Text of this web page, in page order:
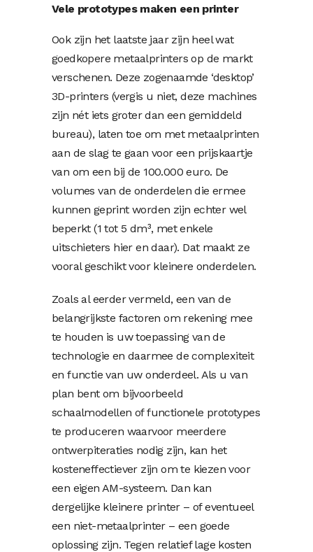
Vele prototypes maken een printer
Ook zijn het laatste jaar zijn heel wat
goedkopere metaalprinters op de markt
verschenen. Deze zogenaamde ‘desktop’
3D-printers (vergis u niet, deze machines
zijn nét iets groter dan een gemiddeld
bureau), laten toe om met metaalprinten
aan de slag te gaan voor een prijskaartje
van om een bij de 100.000 euro. De
volumes van de onderdelen die ermee
kunnen geprint worden zijn echter wel
beperkt (1 tot 5 dm³, met enkele
uitschieters hier en daar). Dat maakt ze
vooral geschikt voor kleinere onderdelen.
Zoals al eerder vermeld, een van de
belangrijkste factoren om rekening mee
te houden is uw toepassing van de
technologie en daarmee de complexiteit
en functie van uw onderdeel. Als u van
plan bent om bijvoorbeeld
schaalmodellen of functionele prototypes
te produceren waarvoor meerdere
ontwerpiteraties nodig zijn, kan het
kosteneffectiever zijn om te kiezen voor
een eigen AM-systeem. Dan kan
dergelijke kleinere printer – of eventueel
een niet-metaalprinter – een goede
oplossing zijn. Tegen relatief lage kosten